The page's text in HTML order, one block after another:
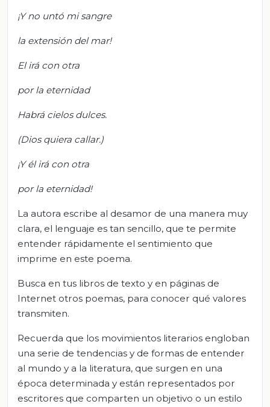
¡Y no untó mi sangre
la extensión del mar!
El irá con otra
por la eternidad
Habrá cielos dulces.
(Dios quiera callar.)
¡Y él irá con otra
por la eternidad!
La autora escribe al desamor de una manera muy
clara, el lenguaje es tan sencillo, que te permite
entender rápidamente el sentimiento que
imprime en este poema.
Busca en tus libros de texto y en páginas de
Internet otros poemas, para conocer qué valores
transmiten.
Recuerda que los movimientos literarios engloban
una serie de tendencias y de formas de entender
al mundo y a la literatura, que surgen en una
época determinada y están representados por
escritores que comparten un objetivo o un estilo